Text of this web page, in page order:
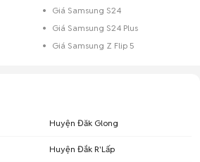
Giá Samsung S24
Giá Samsung S24 Plus
Giá Samsung Z Flip 5
Huyện Đăk Glong
Huyện Đắk R'Lấp